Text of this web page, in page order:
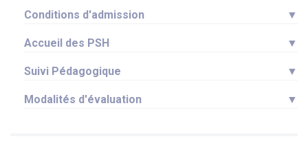
Conditions d'admission ▼
Accueil des PSH ▼
Suivi Pédagogique ▼
Modalités d'évaluation ▼